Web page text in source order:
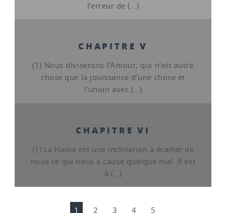
l’erreur de (…)
CHAPITRE V
(1) Nous diviserons l’Amour, qui n’est autre
chose que la jouissance d’une chose et
l’union avec (…)
CHAPITRE VI
(1) La Haine est une inclination à écarter de
nous ce qui nous a causé quelque mal. Il est
à (…)
1 2 3 4 5